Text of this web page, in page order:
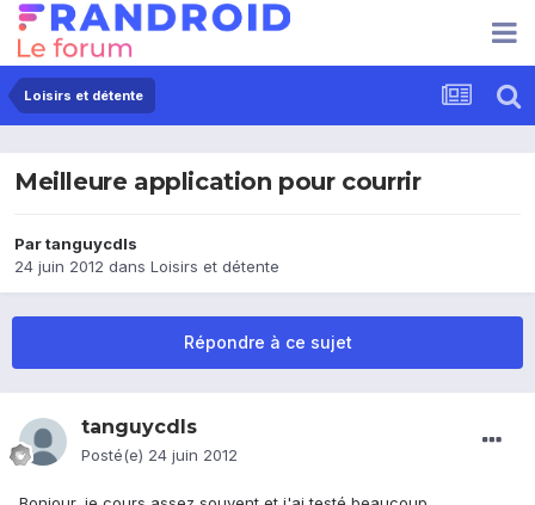
Loisirs et détente
Meilleure application pour courrir
Partanguycdls
24 juin 2012 dans Loisirs et détente
Répondre à ce sujet
tanguycdls
Posté(e) 24 juin 2012